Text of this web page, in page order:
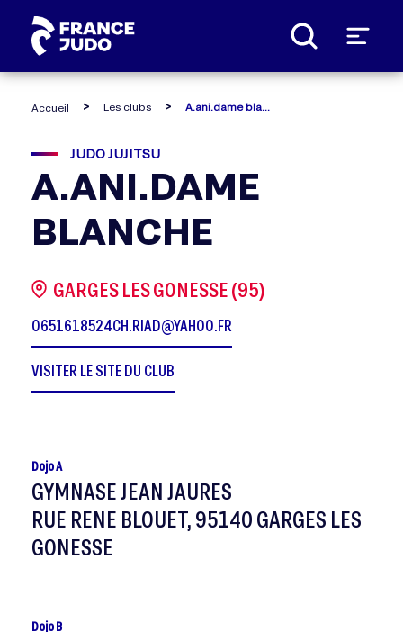
Accueil Les clubs
JUDO JUJITSU
A.ANI.DAME
BLANCHE
GARGES LES GONESSE (95)
0651618524CH.RIAD@YAHOO.FR
VISITER LE SITE DU CLUB
Dojo A
GYMNASE JEAN JAURES
RUE RENE BLOUET, 95140 GARGES LES
GONESSE
Dojo B